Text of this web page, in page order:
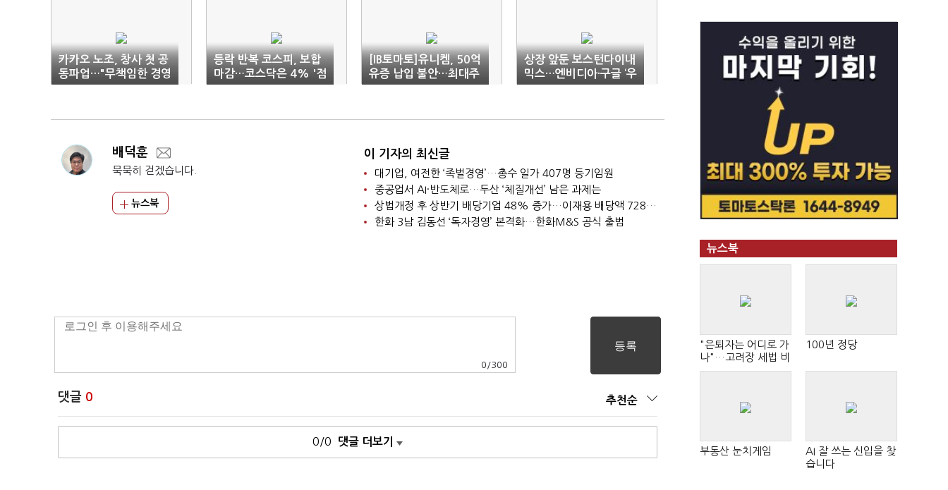
카카오 노조, 창사 첫 공
동파업…"무책임한 경영
진 퇴진하라"
등락 반복 코스피, 보합
마감…코스닥은 4% '점
프'
[IB토마토]유니켐, 50억
유증 납입 불안…최대주
주 현금 1282만원
상장 앞둔 보스턴다이내
믹스…엔비디아·구글 ‘우
군’으로 부상
배덕훈
묵묵히 걷겠습니다.
뉴스북
이 기자의 최신글
대기업, 여전한 ‘족벌경영’…총수 일가 407명 등기임원
중공업서 AI·반도체로…두산 ‘체질개선’ 남은 과제는
상법개정 후 상반기 배당기업 48% 증가…이재용 배당액 728억 1위
한화 3남 김동선 ‘독자경영’ 본격화…한화M&S 공식 출범
0 /300
댓글 0 추천순
0/0 댓글 더보기
뉴스북
"은퇴자는 어디로 가
나"…고려장 세법 비
판 확산
100년 정당
부동산 눈치게임
AI 잘 쓰는 신입을 찾
습니다